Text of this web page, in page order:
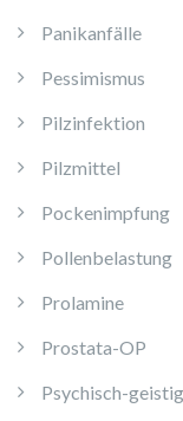
Panikanfälle
Pessimismus
Pilzinfektion
Pilzmittel
Pockenimpfung
Pollenbelastung
Prolamine
Prostata-OP
Psychisch-